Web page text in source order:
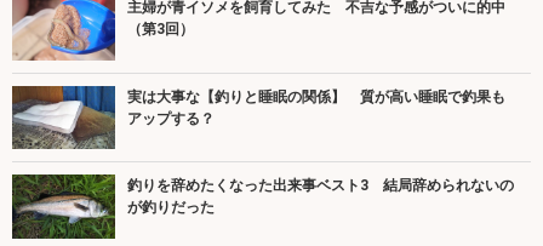
主婦が青イソメを飼育してみた 不吉な予感がついに的中
（第3回）
実は大事な【釣りと睡眠の関係】 質が高い睡眠で釣果も
アップする？
釣りを辞めたくなった出来事ベスト3 結局辞められないの
が釣りだった